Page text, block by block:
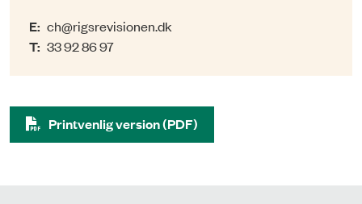
E: ch@rigsrevisionen.dk
T: 33 92 86 97
Printvenlig version (PDF)